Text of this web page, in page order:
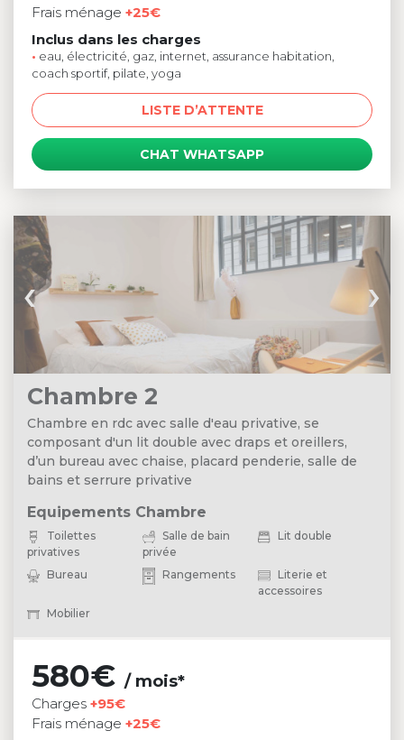
Frais ménage +25€
Inclus dans les charges
• eau, électricité, gaz, internet, assurance habitation,
coach sportif, pilate, yoga
LISTE D’ATTENTE
CHAT WHATSAPP
‹ ›
Chambre 2
Chambre en rdc avec salle d'eau privative, se
composant d'un lit double avec draps et oreillers,
d’un bureau avec chaise, placard penderie, salle de
bains et serrure privative
Equipements Chambre
Toilettes
privatives
Salle de bain
privée
Lit double
Bureau Rangements
Literie et
accessoires
Mobilier
580€ / mois*
Charges +95€
Frais ménage +25€